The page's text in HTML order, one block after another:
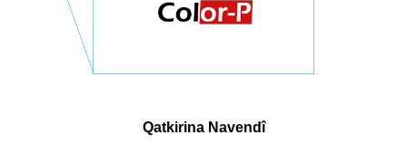
Qatkirina Navendî